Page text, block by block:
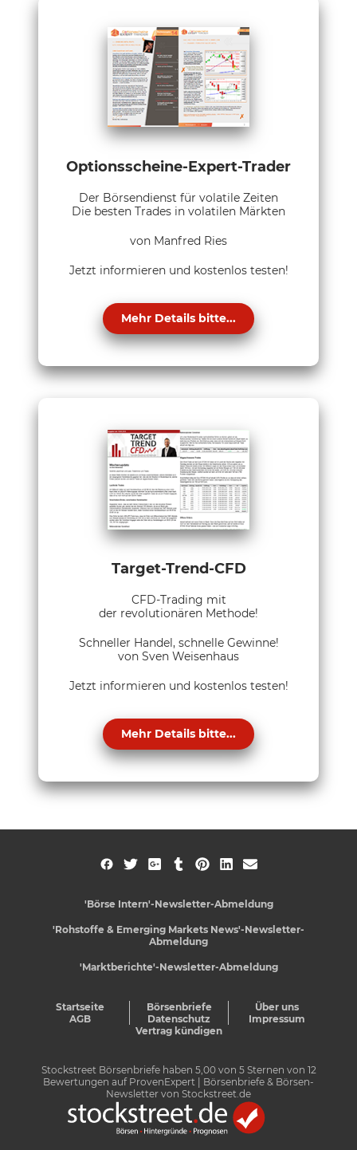
Optionsscheine-Expert-Trader
Der Börsendienst für volatile Zeiten
Die besten Trades in volatilen Märkten
von Manfred Ries
Jetzt informieren und kostenlos testen!
Mehr Details bitte...
Target-Trend-CFD
CFD-Trading mit
der revolutionären Methode!
Schneller Handel, schnelle Gewinne!
von Sven Weisenhaus
Jetzt informieren und kostenlos testen!
Mehr Details bitte...
'Börse Intern'-Newsletter-Abmeldung
'Rohstoffe & Emerging Markets News'-Newsletter-
Abmeldung
'Marktberichte'-Newsletter-Abmeldung
Startseite Börsenbriefe
Über uns
AGB
Datenschutz
Impressum
Vertrag kündigen
Stockstreet Börsenbriefe haben 5,00von 5Sternen von 12
Bewertungen auf ProvenExpert
| Börsenbriefe & Börsen-
Newsletter von Stockstreet.de